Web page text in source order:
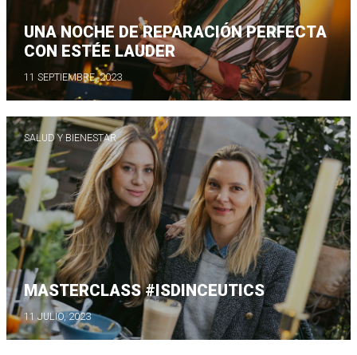
UNA NOCHE DE REPARACIÓN PERFECTA
CON ESTÉE LAUDER
11 SEPTIEMBRE, 2023
SALUD Y BIENESTAR
MASTERCLASS #ISDINCEUTICS
11 JULIO, 2023